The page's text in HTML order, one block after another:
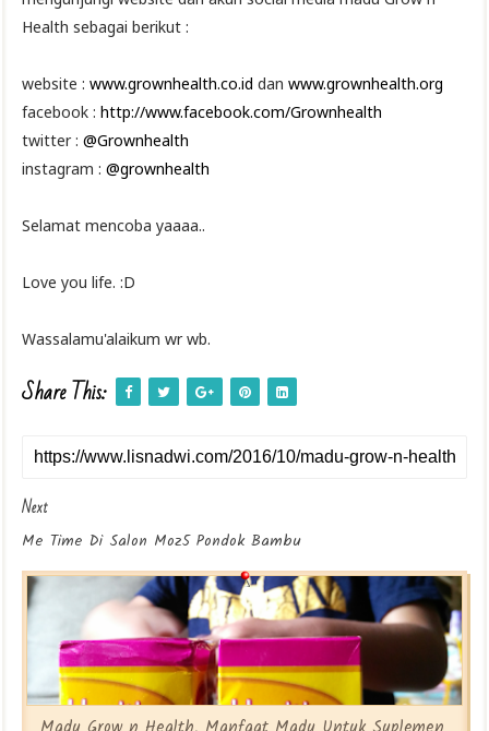
Health sebagai berikut :
website : www.grownhealth.co.id dan www.grownhealth.org
facebook : http://www.facebook.com/Grownhealth
twitter : @Grownhealth
instagram : @grownhealth
Selamat mencoba yaaaa..
Love you life. :D
Wassalamu'alaikum wr wb.
Share This:
Next
Me Time Di Salon Moz5 Pondok Bambu